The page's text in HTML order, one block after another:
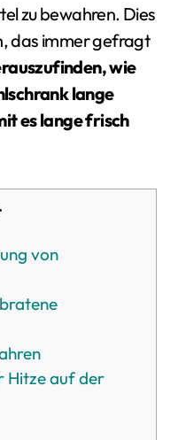
zu bewahren. Dies
das immer gefragt
wie
lange
es lange frisch
von
Hitze auf der